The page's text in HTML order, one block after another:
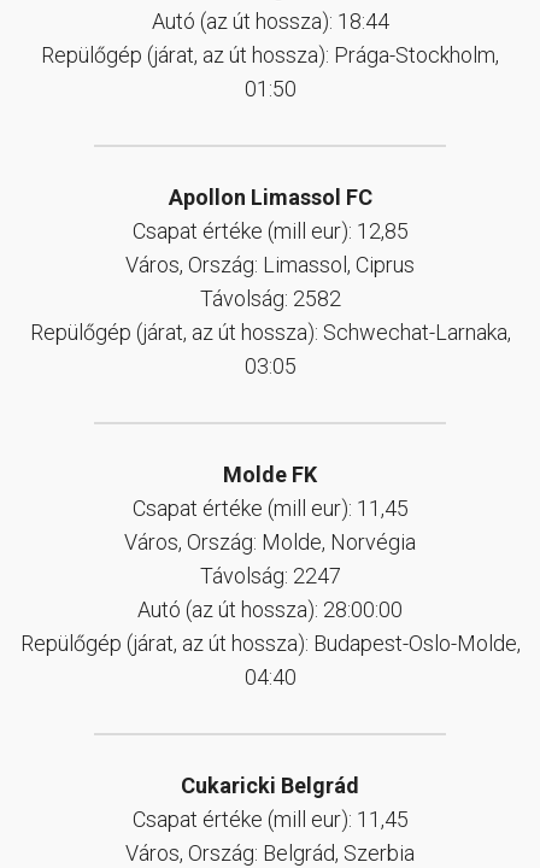
Autó (az út hossza): 18:44
Repülőgép (járat, az út hossza): Prága-Stockholm,
01:50
Apollon Limassol FC
Csapat értéke (mill eur): 12,85
Város, Ország: Limassol, Ciprus
Távolság: 2582
Repülőgép (járat, az út hossza): Schwechat-Larnaka,
03:05
Molde FK
Csapat értéke (mill eur): 11,45
Város, Ország: Molde, Norvégia
Távolság: 2247
Autó (az út hossza): 28:00:00
Repülőgép (járat, az út hossza): Budapest-Oslo-Molde,
04:40
Cukaricki Belgrád
Csapat értéke (mill eur): 11,45
Város, Ország: Belgrád, Szerbia